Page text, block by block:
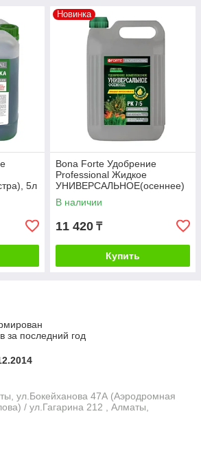
5л
Новинка
Bona Forte Удобрение
Professional Жидкое
УНИВЕРСАЛЬНОЕ(осеннее)
(канистра), 5л
В наличии
11 420 ₸
Купить
за последний год
ул.Бокейханова 47А (Аэродромная
/ ул.Гагарина 212 , Алматы,